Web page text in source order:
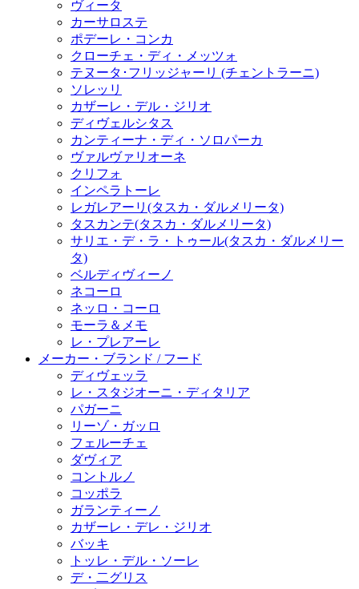
ヴィータ
カーサロステ
ポデーレ・コンカ
クローチェ・ディ・メッツォ
テヌータ･フリッジャーリ (チェントラーニ)
ソレッリ
カザーレ・デル・ジリオ
ディヴェルシタス
カンティーナ・ディ・ソロパーカ
ヴァルヴァリオーネ
クリフォ
インペラトーレ
レガレアーリ(タスカ・ダルメリータ)
タスカンテ(タスカ・ダルメリータ)
サリエ・デ・ラ・トゥール(タスカ・ダルメリー
タ)
ベルディヴィーノ
ネコーロ
ネッロ・コーロ
モーラ＆メモ
レ・プレアーレ
メーカー・ブランド / フード
ディヴェッラ
レ・スタジオーニ・ディタリア
パガーニ
リーゾ・ガッロ
フェルーチェ
ダヴィア
コントルノ
コッポラ
ガランティーノ
カザーレ・デレ・ジリオ
バッキ
トッレ・デル・ソーレ
デ・二グリス